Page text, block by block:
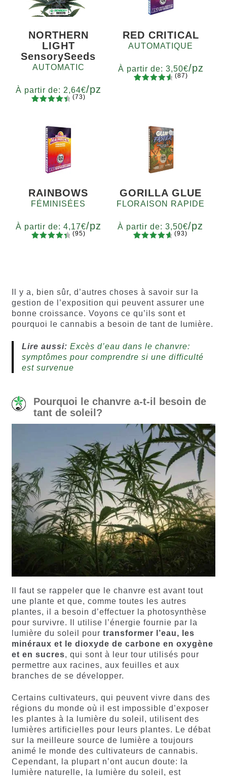
NORTHERN
LIGHT
SensorySeeds
AUTOMATIC
À partir de: 2,64€/pz
5 basé
sur
notations
client
(73)
RED CRITICAL
AUTOMATIQUE
À partir de: 3,50€/pz
client
(87)
RAINBOWS
FÉMINISÉES
À partir de: 4,17€/pz
notations
client
(95)
GORILLA GLUE
FLORAISON RAPIDE
À partir de:3,50€/pz
client
(93)
Il y a, bien sûr, d’autres choses à savoir sur la
gestion de l’exposition qui peuvent assurer une
bonne croissance. Voyons ce qu’ils sont et
pourquoi le cannabis a besoin de tant de lumière.
Lire aussi: Excès d’eau dans le chanvre:
symptômes pour comprendre si une difficulté
est survenue
Pourquoi le chanvre a-t-il besoin de
tant de soleil?
Il faut se rappeler que le chanvre est avant tout
une plante et que, comme toutes les autres
plantes, il a besoin d’effectuer la photosynthèse
pour survivre. Il utilise l’énergie fournie par la
lumière du soleil pour transformer l’eau, les
minéraux et le dioxyde de carbone en oxygène
et en sucres, qui sont à leur tour utilisés pour
permettre aux racines, aux feuilles et aux
branches de se développer.
Certains cultivateurs, qui peuvent vivre dans des
régions du monde où il est impossible d’exposer
les plantes à la lumière du soleil, utilisent des
lumières artificielles pour leurs plantes. Le débat
sur la meilleure source de lumière a toujours
animé le monde des cultivateurs de cannabis.
Cependant, la plupart n’ont aucun doute: la
lumière naturelle, la lumière du soleil, est